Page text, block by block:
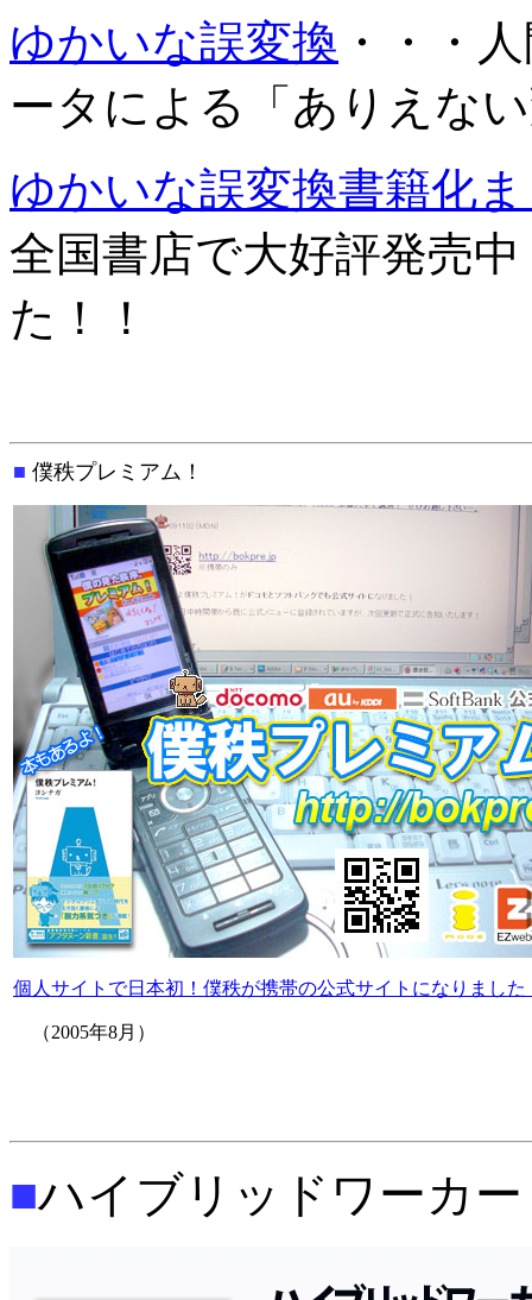
ゆかいな誤変換 ・・・
ータによる「ありえな
ゆかいな誤変換書籍化
全国書店で大好評発売
た！！
■ 僕秩プレミアム！
個人サイトで日本初！僕秩が携帯の公式サイトになりました
（2005年8月）
■ハイブリッドワーカー